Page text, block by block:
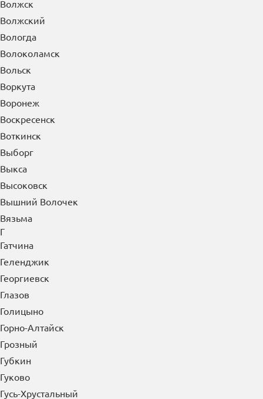
Волжск
Волжский
Вологда
Волоколамск
Вольск
Воркута
Воронеж
Воскресенск
Воткинск
Выборг
Выкса
Высоковск
Вышний Волочек
Вязьма
Г
Гатчина
Геленджик
Георгиевск
Глазов
Голицыно
Горно-Алтайск
Грозный
Губкин
Гуково
Гусь-Хрустальный